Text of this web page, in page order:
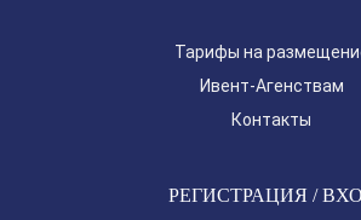
Тарифы на
Ивент-Агенствам
Контакты
РЕГИСТРАЦИЯ /